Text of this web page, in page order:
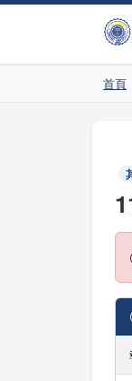
首頁